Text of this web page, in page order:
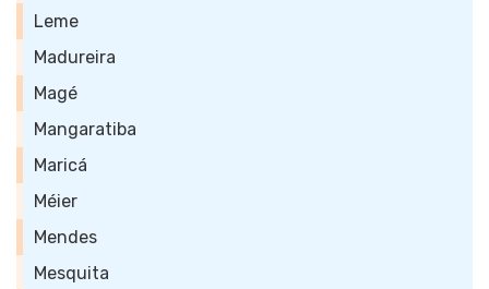
Leme
Madureira
Magé
Mangaratiba
Maricá
Méier
Mendes
Mesquita